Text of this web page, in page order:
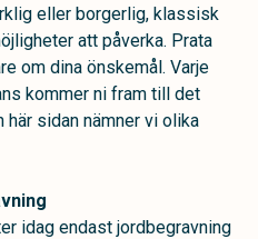
eller borgerlig, klassisk
att påverka. Prata
om dina önskemål. Varje
kommer ni fram till det
sidan nämner vi olika
idag endast jordbegravning